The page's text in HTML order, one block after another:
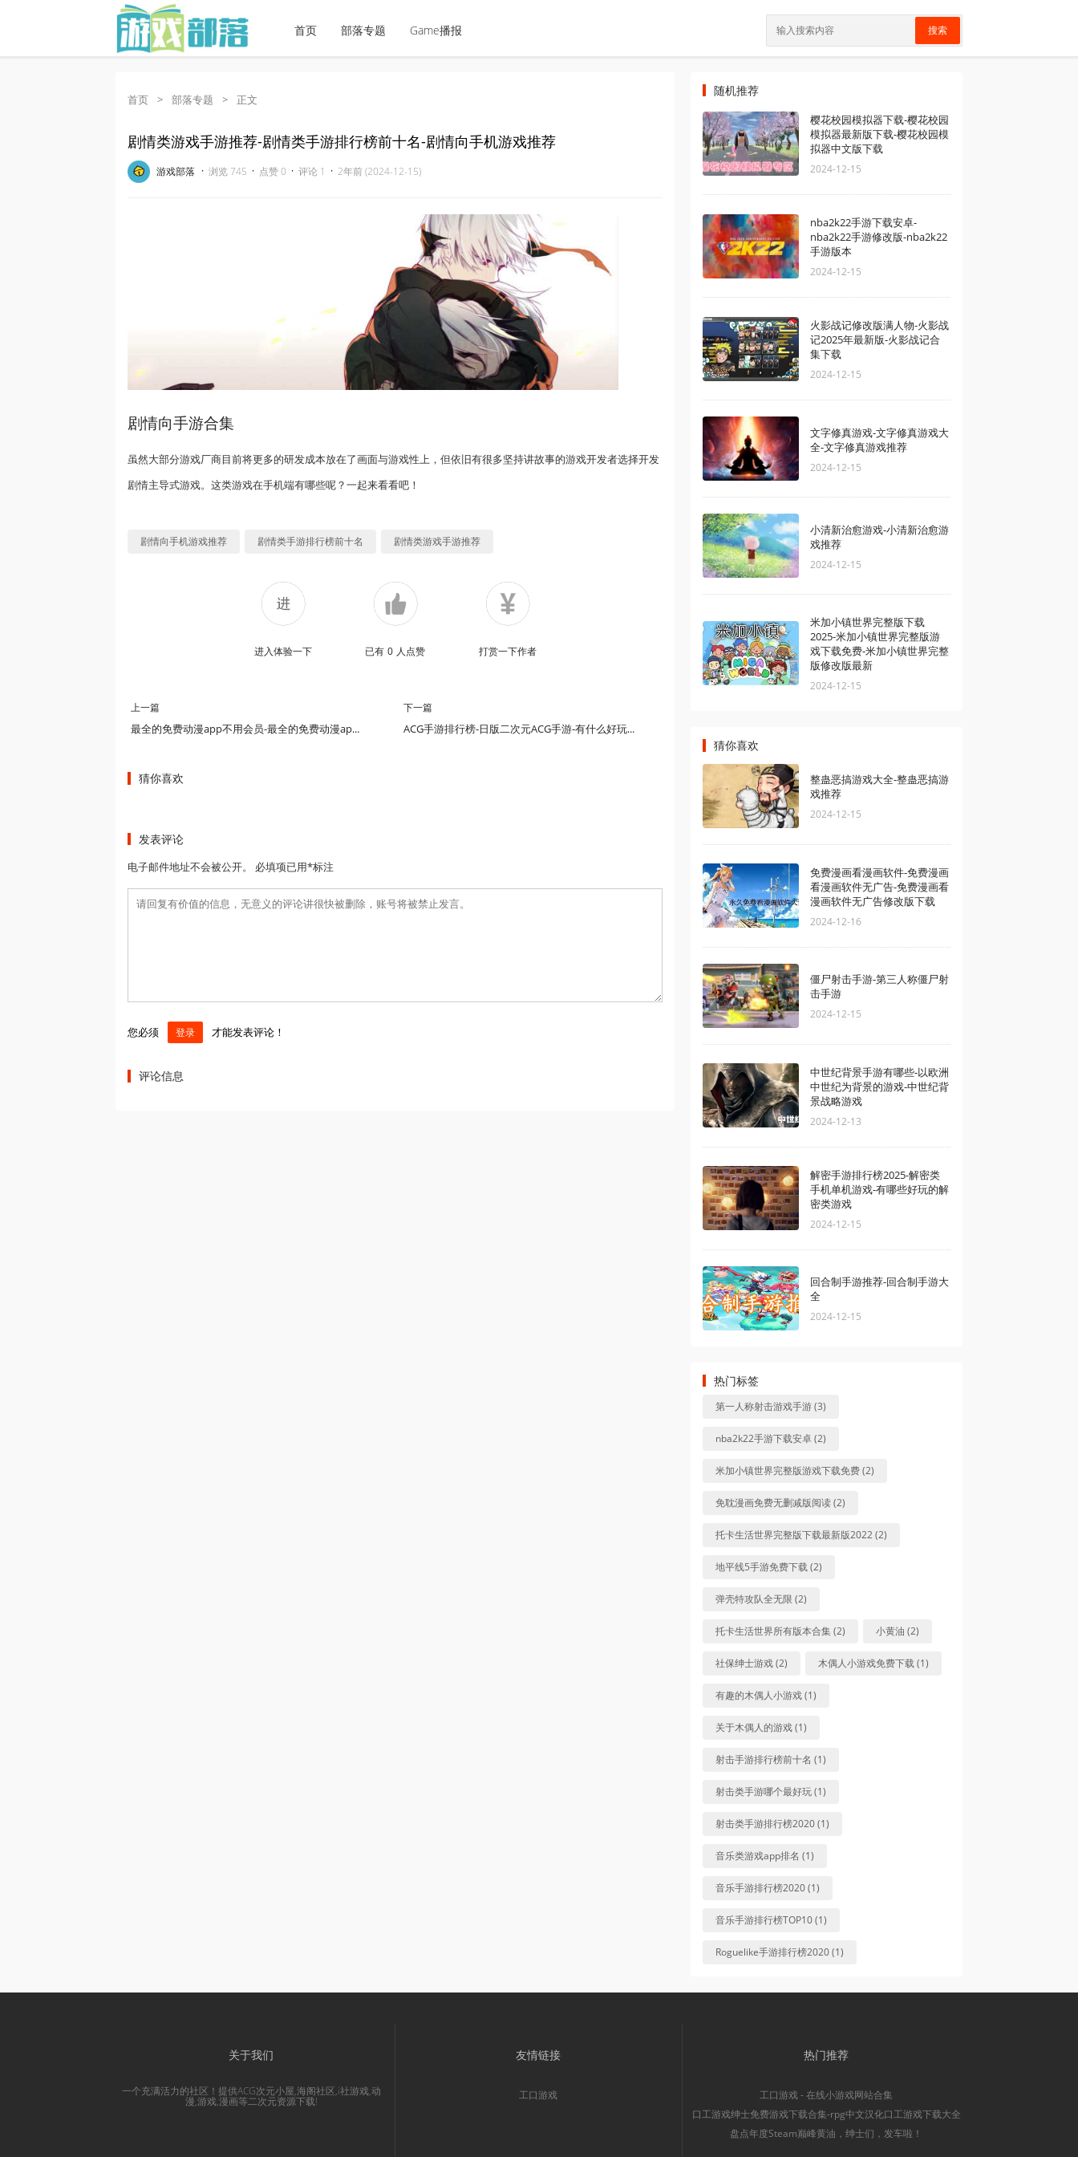
首页 部落专题 Game播报 搜索
首页 > 部落专题 > 正文
剧情类游戏手游推荐-剧情类手游排行榜前十名-剧情向手机游戏推荐
游戏部落 · 浏览 745 · 点赞 0 · 评论 1 · 2年前 (2024-12-15)
剧情向手游合集
虽然大部分游戏厂商目前将更多的研发成本放在了画面与游戏性上，但依旧有很多坚持讲故事的游戏开发者选择开发
剧情主导式游戏。这类游戏在手机端有哪些呢？一起来看看吧！
剧情向手机游戏推荐 剧情类手游排行榜前十名 剧情类游戏手游推荐
进入体验一下 已有 0 人点赞 打赏一下作者
上一篇
最全的免费动漫app不用会员-最全的免费动漫app不用会员软件-最全的免费动漫app不用会员2025
下一篇
ACG手游排行榜-日版二次元ACG手游-有什么好玩的ACG手游
猜你喜欢
发表评论
电子邮件地址不会被公开。 必填项已用*标注
您必须 登录 才能发表评论！
评论信息
随机推荐
樱花校园模拟器下载-樱花校园
模拟器最新版下载-樱花校园模
拟器中文版下载
2024-12-15
nba2k22手游下载安卓-
nba2k22手游修改版-nba2k22
手游版本
2024-12-15
火影战记修改版满人物-火影战
记2025年最新版-火影战记合
集下载
2024-12-15
文字修真游戏-文字修真游戏大
全-文字修真游戏推荐
2024-12-15
小清新治愈游戏-小清新治愈游
戏推荐
2024-12-15
米加小镇世界完整版下载
2025-米加小镇世界完整版游
戏下载免费-米加小镇世界完整
版修改版最新
2024-12-15
猜你喜欢
整蛊恶搞游戏大全-整蛊恶搞游
戏推荐
2024-12-15
免费漫画看漫画软件-免费漫画
看漫画软件无广告-免费漫画看
漫画软件无广告修改版下载
2024-12-16
僵尸射击手游-第三人称僵尸射
击手游
2024-12-15
中世纪背景手游有哪些-以欧洲
中世纪为背景的游戏-中世纪背
景战略游戏
2024-12-13
解密手游排行榜2025-解密类
手机单机游戏-有哪些好玩的解
密类游戏
2024-12-15
回合制手游推荐-回合制手游大
全
2024-12-15
热门标签
第一人称射击游戏手游 (3)
nba2k22手游下载安卓 (2)
米加小镇世界完整版游戏下载免费 (2)
免耽漫画免费无删减版阅读 (2)
托卡生活世界完整版下载最新版2022 (2)
地平线5手游免费下载 (2)
弹壳特攻队全无限 (2)
托卡生活世界所有版本合集 (2) 小黄油 (2)
社保绅士游戏 (2) 木偶人小游戏免费下载 (1)
有趣的木偶人小游戏 (1)
关于木偶人的游戏 (1)
射击手游排行榜前十名 (1)
射击类手游哪个最好玩 (1)
射击类手游排行榜2020 (1)
音乐类游戏app排名 (1)
音乐手游排行榜2020 (1)
音乐手游排行榜TOP10 (1)
Roguelike手游排行榜2020 (1)
关于我们
一个充满活力的社区！提供ACG次元小屋,海阁社区,i社游戏,动
漫,游戏,漫画等二次元资源下载!
友情链接
工口游戏
热门推荐
工口游戏 - 在线小游戏网站合集
口工游戏绅士免费游戏下载合集-rpg中文汉化口工游戏下载大全
盘点年度Steam巅峰黄油，绅士们，发车啦！